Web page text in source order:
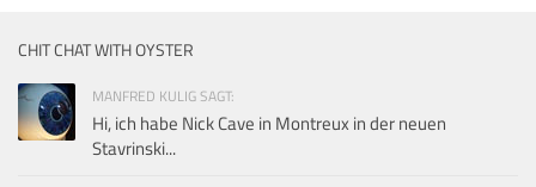
CHIT CHAT WITH OYSTER
MANFRED KULIG SAGT:
Hi, ich habe Nick Cave in Montreux in der neuen
Stavrinski...